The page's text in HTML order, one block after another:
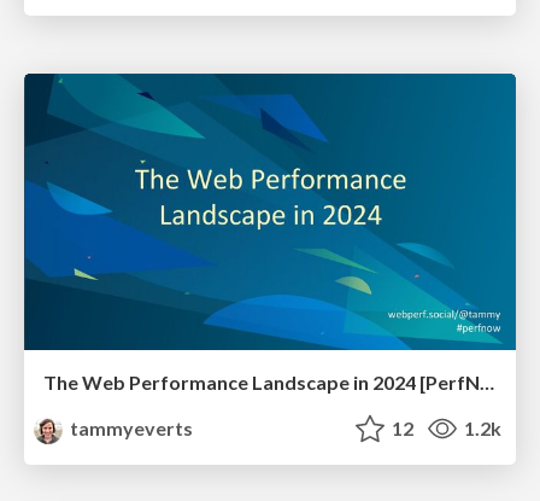
The Web Performance Landscape in 2024 [PerfNow 2024]
tammyeverts
12 1.2k